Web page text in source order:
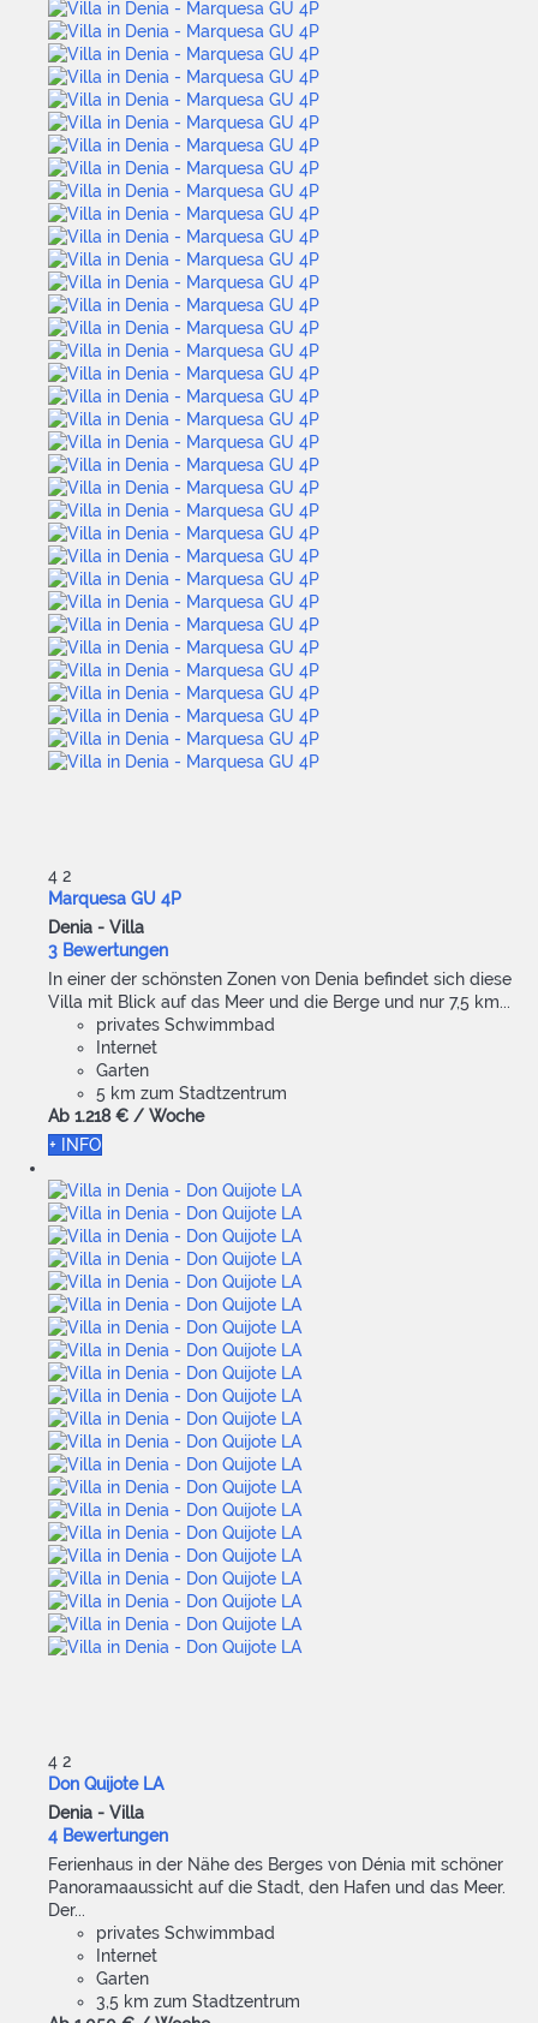
4 2
Marquesa GU 4P
Denia - Villa
3 Bewertungen
In einer der schönsten Zonen von Denia befindet sich diese
Villa mit Blick auf das Meer und die Berge und nur 7,5 km...
privates Schwimmbad
Internet
Garten
5 km zum Stadtzentrum
Ab 1.218 € / Woche
+ INFO
4 2
Don Quijote LA
Denia - Villa
4 Bewertungen
Ferienhaus in der Nähe des Berges von Dénia mit schöner
Panoramaaussicht auf die Stadt, den Hafen und das Meer.
Der...
privates Schwimmbad
Internet
Garten
3,5 km zum Stadtzentrum